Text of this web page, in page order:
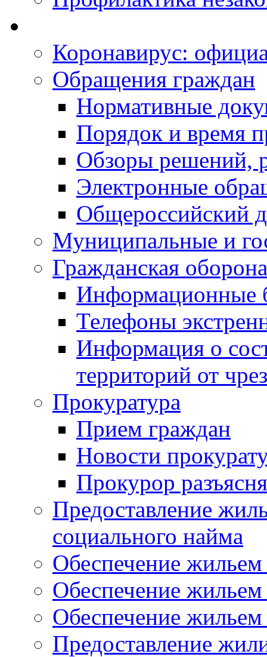
Коронавирус:
Обращения граждан
Нормативные
Порядок и время
Обзоры решений,
Электронные
Общероссийский
Муниципальные и
Гражданская
Информационные
Телефоны
Информация о
территорий от
Прокуратура
Прием граждан
Новости
Прокурор
Предоставление
социального найма
Обеспечение
Обеспечение
Обеспечение жильем
Предоставление